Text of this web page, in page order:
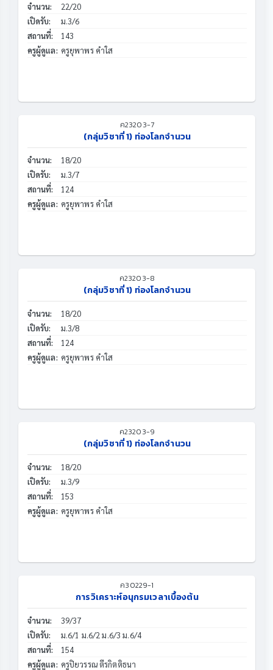
จำนวน:
22/20
เปิดรับ:
ม.3/6
สถานที่:
143
ครูผู้ดูแล: ครูยุพาพร คำใส
ค23203-7
(กลุ่มวิชาที่ 1) ท่องโลกจำนวน
จำนวน:
18/20
เปิดรับ:
ม.3/7
สถานที่:
124
ครูผู้ดูแล: ครูยุพาพร คำใส
ค23203-8
(กลุ่มวิชาที่ 1) ท่องโลกจำนวน
จำนวน:
18/20
เปิดรับ:
ม.3/8
สถานที่:
124
ครูผู้ดูแล: ครูยุพาพร คำใส
ค23203-9
(กลุ่มวิชาที่ 1) ท่องโลกจำนวน
จำนวน:
18/20
เปิดรับ:
ม.3/9
สถานที่:
153
ครูผู้ดูแล: ครูยุพาพร คำใส
ค30229-1
การวิเคราะห์อนุกรมเวลาเบื้องต้น
จำนวน:
39/37
เปิดรับ:
ม.6/1 ม.6/2 ม.6/3 ม.6/4
สถานที่:
154
ครูผู้ดูแล: ครูปิยวรรณ ตีรกิตติธนา